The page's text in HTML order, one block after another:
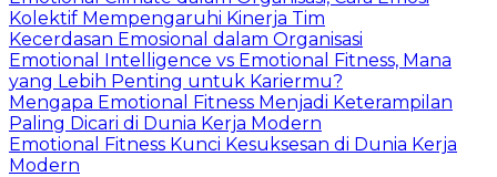
Kolektif Mempengaruhi Kinerja Tim
Kecerdasan Emosional dalam Organisasi
Emotional Intelligence vs Emotional Fitness, Mana
yang Lebih Penting untuk Kariermu?
Mengapa Emotional Fitness Menjadi Keterampilan
Paling Dicari di Dunia Kerja Modern
Emotional Fitness Kunci Kesuksesan di Dunia Kerja
Modern